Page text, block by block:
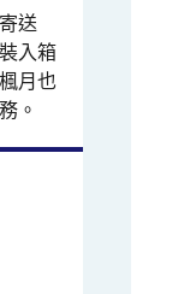
送
入箱
月也
。